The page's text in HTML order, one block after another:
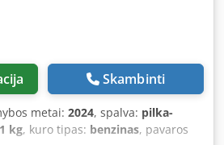
Skambinti
metai: 2024, spalva: pilka-
1 kg, kuro tipas: benzinas, pavaros